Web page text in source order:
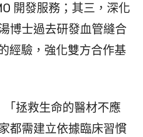
開發服務；其三，深化
博士過去研發血管縫合
經驗，強化雙方合作基
拯救生命的醫材不應
都需建立依據臨床習慣